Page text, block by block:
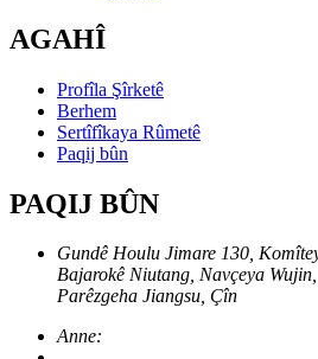
AGAHÎ
Profîla Şîrketê
Berhem
Sertîfîkaya Rûmetê
Paqij bûn
PAQIJ BÛN
Gundê Houlu Jimare 130,
Bajarokê Niutang, Navçeya
Parêzgeha Jiangsu, Çîn
Anne: